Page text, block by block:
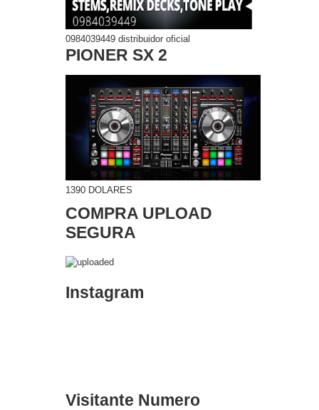
0984039449 distribuidor oficial
PIONER SX 2
1390 DOLARES
COMPRA UPLOAD
SEGURA
Instagram
Visitante Numero